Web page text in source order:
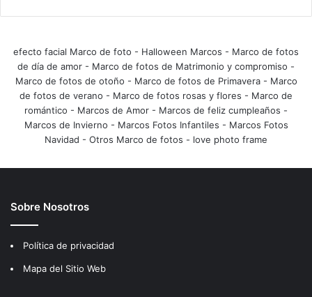
efecto facial Marco de foto - Halloween Marcos - Marco de fotos
de día de amor - Marco de fotos de Matrimonio y compromiso -
Marco de fotos de otoño - Marco de fotos de Primavera- Marco
de fotos de verano - Marco de fotos rosas y flores - Marco de
romántico - Marcos de Amor - Marcos de feliz cumpleaños -
Marcos de Invierno - Marcos Fotos Infantiles - Marcos Fotos
Navidad - Otros Marco de fotos - love photo frame
Sobre Nosotros
Política de privacidad
Mapa del Sitio Web